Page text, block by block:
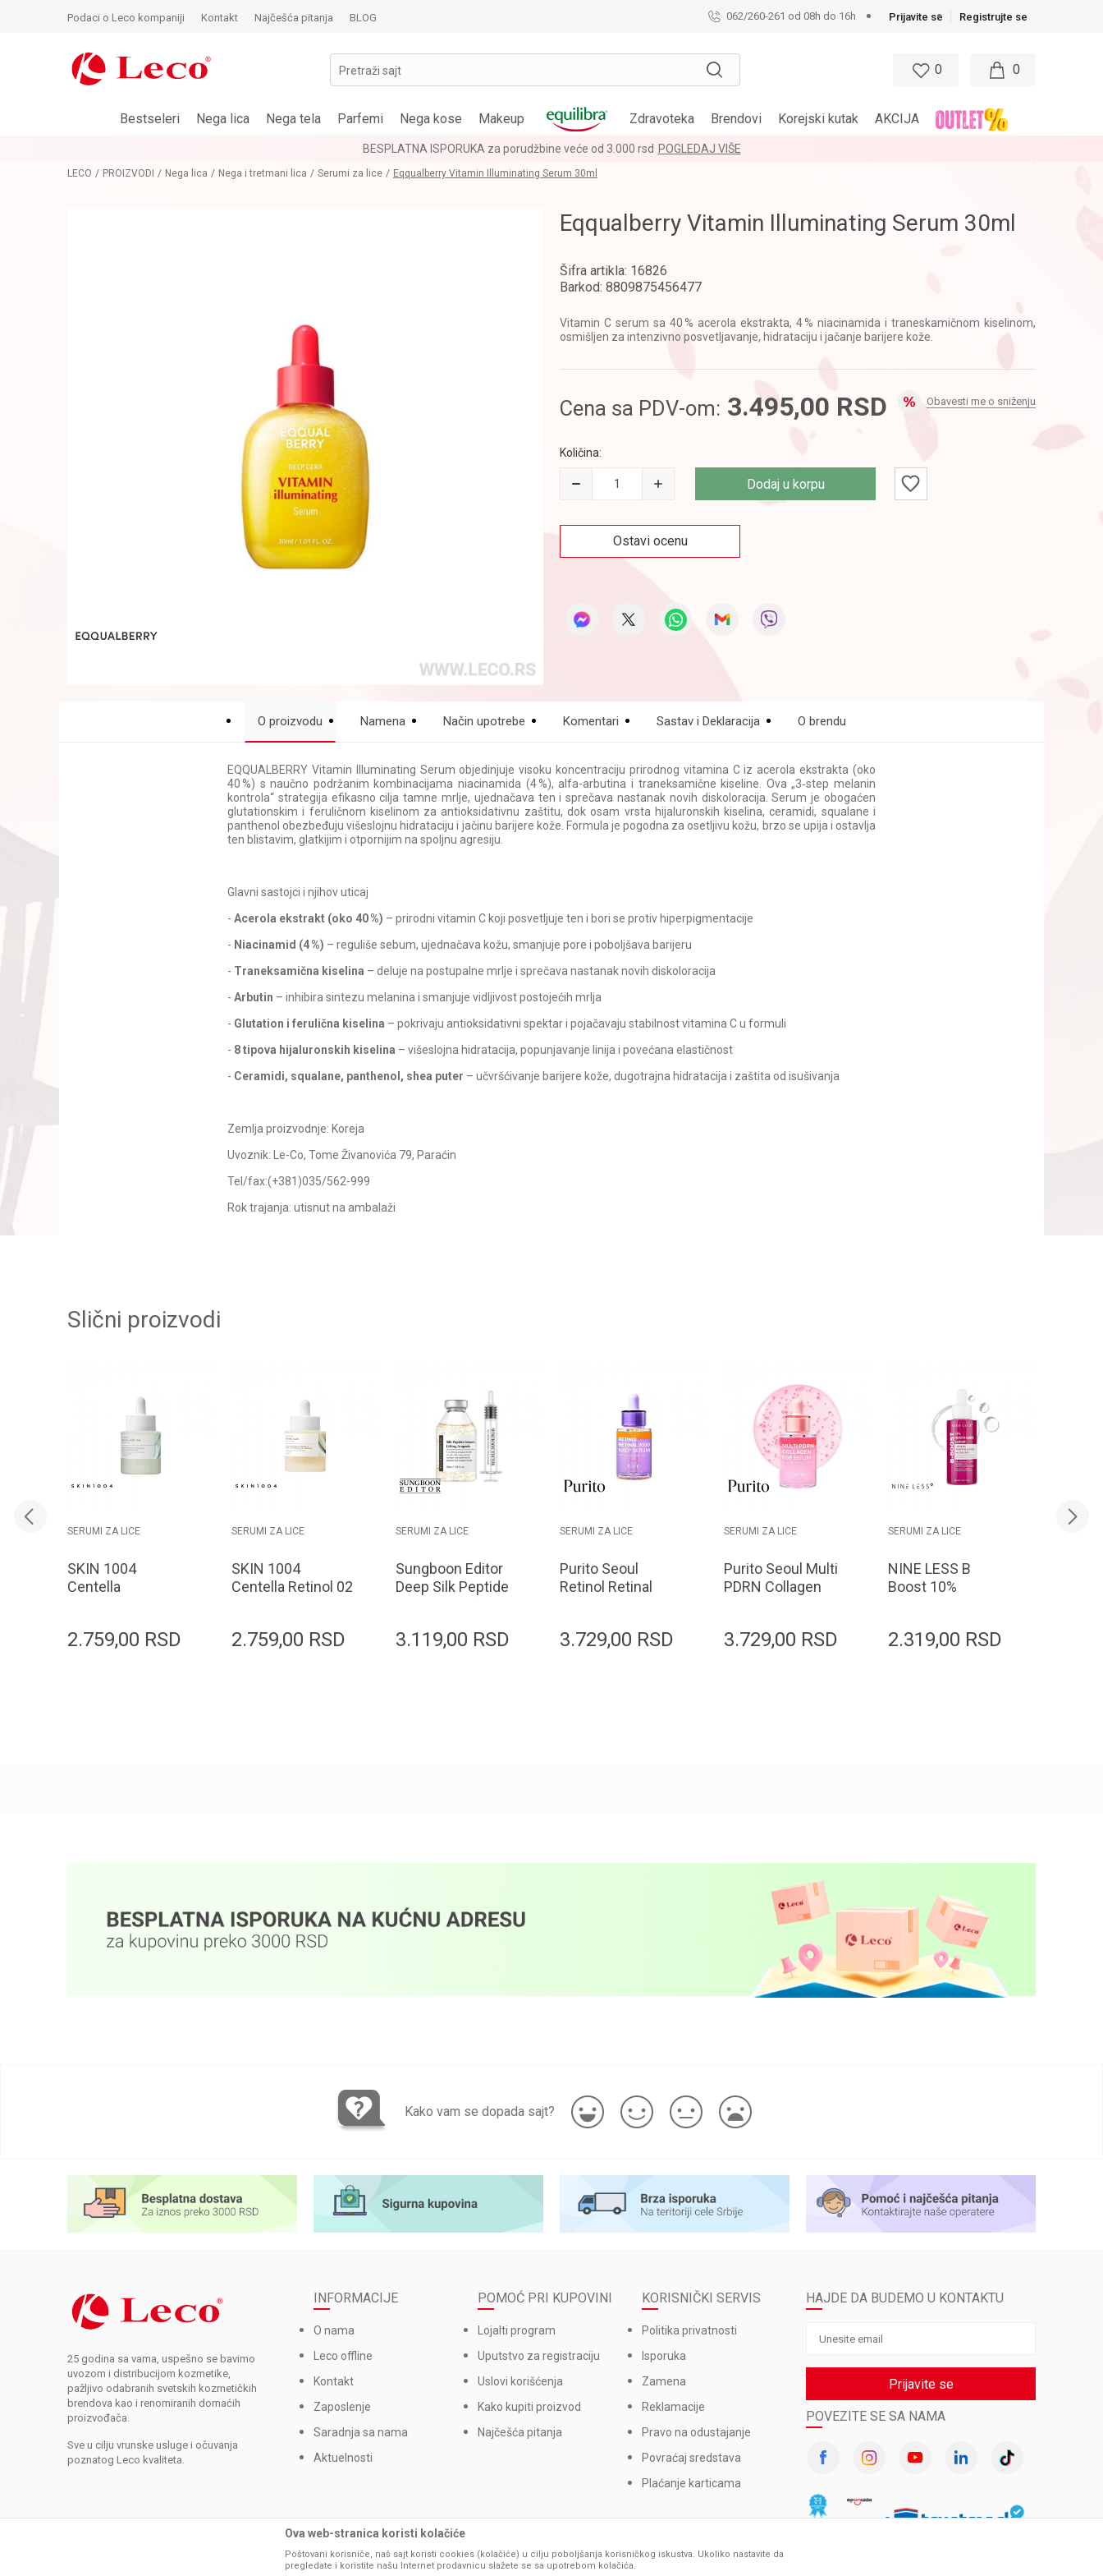
Podaci o Leco kompaniji Kontakt Najčešća pitanja BLOG Prijavite se Registrujte se
062/260-261 od 08h do 16h
Pretraži sajt 0
0
Bestseleri Nega lica Nega tela Parfemi Nega kose Makeup Zdravoteka Brendovi Korejski kutak AKCIJA
BESPLATNA ISPORUKA za porudžbine veće od 3.000 rsd POGLEDAJ VIŠE
LECO PROIZVODI Nega lica Nega i tretmani lica Serumi za lice Eqqualberry Vitamin Illuminating Serum 30ml
Eqqualberry Vitamin Illuminating Serum 30ml
Šifra artikla: 16826
Barkod: 8809875456477
Vitamin C serum sa 40 % acerola ekstrakta, 4 % niacinamida i traneskamičnom kiselinom,
osmišljen za intenzivno posvetljavanje, hidrataciju i jačanje barijere kože.
Cena sa PDV-om: 3.495,00 RSD Obavesti me o sniženju
Količina:
Dodaj u korpu
Ostavi ocenu
O proizvodu Namena Način upotrebe Komentari Sastav i Deklaracija O brendu
EQQUALBERRY Vitamin Illuminating Serum objedinjuje visoku koncentraciju prirodnog vitamina C iz acerola ekstrakta (oko
40 %) s naučno podržanim kombinacijama niacinamida (4 %), alfa-arbutina i traneksamične kiseline. Ova „3‑step melanin
kontrola“ strategija efikasno cilja tamne mrlje, ujednačava ten i sprečava nastanak novih diskoloracija. Serum je obogaćen
glutationskim i feruličnom kiselinom za antioksidativnu zaštitu, dok osam vrsta hijaluronskih kiselina, ceramidi, squalane i
panthenol obezbeđuju višeslojnu hidrataciju i jačinu barijere kože. Formula je pogodna za osetljivu kožu, brzo se upija i ostavlja
ten blistavim, glatkijim i otpornijim na spoljnu agresiju.
Glavni sastojci i njihov uticaj
- Acerola ekstrakt (oko 40 %) – prirodni vitamin C koji posvetljuje ten i bori se protiv hiperpigmentacije
- Niacinamid (4 %) – reguliše sebum, ujednačava kožu, smanjuje pore i poboljšava barijeru
- Traneksamična kiselina – deluje na postupalne mrlje i sprečava nastanak novih diskoloracija
- Arbutin – inhibira sintezu melanina i smanjuje vidljivost postojećih mrlja
- Glutation i ferulična kiselina – pokrivaju antioksidativni spektar i pojačavaju stabilnost vitamina C u formuli
- 8 tipova hijaluronskih kiselina – višeslojna hidratacija, popunjavanje linija i povećana elastičnost
- Ceramidi, squalane, panthenol, shea puter – učvršćivanje barijere kože, dugotrajna hidratacija i zaštita od isušivanja
Zemlja proizvodnje: Koreja
Uvoznik: Le-Co, Tome Živanovića 79, Paraćin
Tel/fax:(+381)035/562-999
Rok trajanja: utisnut na ambalaži
Slični proizvodi
SERUMI ZA LICE
SKIN 1004
Centella
2.759,00 RSD
SERUMI ZA LICE
SKIN 1004
Centella Retinol 02
2.759,00 RSD
SERUMI ZA LICE
Sungboon Editor
Deep Silk Peptide
3.119,00 RSD
SERUMI ZA LICE
Purito Seoul
Retinol Retinal
3.729,00 RSD
SERUMI ZA LICE
Purito Seoul Multi
PDRN Collagen
3.729,00 RSD
SERUMI ZA LICE
NINE LESS B
Boost 10%
2.319,00 RSD
Kako vam se dopada sajt?
25 godina sa vama, uspešno se bavimo
uvozom i distribucijom kozmetike,
pažljivo odabranih svetskih kozmetičkih
brendova kao i renomiranih domaćih
proizvođača.
Sve u cilju vrunske usluge i očuvanja
poznatog Leco kvaliteta.
INFORMACIJE
O nama
Leco offline
Kontakt
Zaposlenje
Saradnja sa nama
Aktuelnosti
POMOĆ PRI KUPOVINI
Lojalti program
Uputstvo za registraciju
Uslovi korišćenja
Kako kupiti proizvod
Najčešća pitanja
KORISNIČKI SERVIS
Politika privatnosti
Isporuka
Zamena
Reklamacije
Pravo na odustajanje
Povraćaj sredstava
Plaćanje karticama
HAJDE DA BUDEMO U KONTAKTU
Prijavite se
POVEZITE SE SA NAMA
Ova web-stranica koristi kolačiće
Poštovani korisniče, naš sajt koristi cookies (kolačiće) u cilju poboljšanja korisničkog iskustva. Ukoliko nastavite da
pregledate i koristite našu Internet prodavnicu slažete se sa upotrebom kolačića.